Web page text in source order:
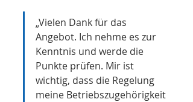
„Vielen Dank für das
Angebot. Ich nehme es zur
Kenntnis und werde die
Punkte prüfen. Mir ist
wichtig, dass die Regelung
meine Betriebszugehörigkeit